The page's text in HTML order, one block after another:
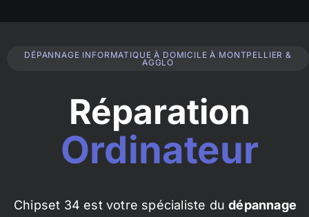
DÉPANNAGE INFORMATIQUE À DOMICILE À MONTPELLIER &
AGGLO
Réparation
Ordinateur
Chipset 34 est votre spécialiste dudépannage